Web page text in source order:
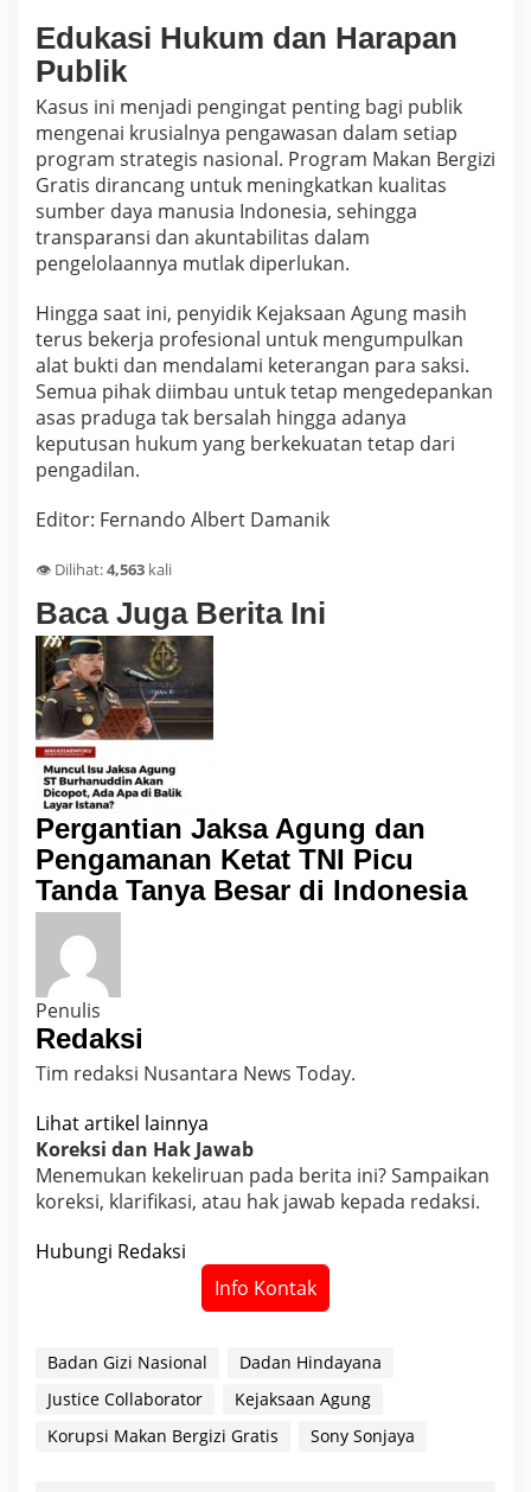
Edukasi Hukum dan Harapan
Publik
Kasus ini menjadi pengingat penting bagi publik
mengenai krusialnya pengawasan dalam setiap
program strategis nasional. Program Makan Bergizi
Gratis dirancang untuk meningkatkan kualitas
sumber daya manusia Indonesia, sehingga
transparansi dan akuntabilitas dalam
pengelolaannya mutlak diperlukan.
Hingga saat ini, penyidik Kejaksaan Agung masih
terus bekerja profesional untuk mengumpulkan
alat bukti dan mendalami keterangan para saksi.
Semua pihak diimbau untuk tetap mengedepankan
asas praduga tak bersalah hingga adanya
keputusan hukum yang berkekuatan tetap dari
pengadilan.
Editor: Fernando Albert Damanik
👁️ Dilihat:4,563 kali
Baca Juga Berita Ini
Pergantian Jaksa Agung dan
Pengamanan Ketat TNI Picu
Tanda Tanya Besar di Indonesia
Penulis
Redaksi
Tim redaksi Nusantara News Today.
Lihat artikel lainnya
Koreksi dan Hak Jawab
Menemukan kekeliruan pada berita ini? Sampaikan
koreksi, klarifikasi, atau hak jawab kepada redaksi.
Hubungi Redaksi
Info Kontak
Badan Gizi Nasional
Dadan Hindayana
Justice Collaborator
Kejaksaan Agung
Korupsi Makan Bergizi Gratis
Sony Sonjaya